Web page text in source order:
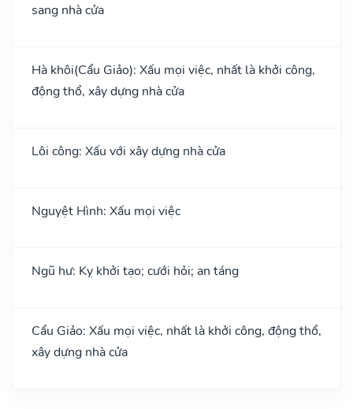
sang nhà cửa
Hà khôi(Cẩu Giảo): Xấu mọi việc, nhất là khởi công,
động thổ, xây dựng nhà cửa
Lôi công: Xấu với xây dựng nhà cửa
Nguyệt Hình: Xấu mọi việc
Ngũ hư: Kỵ khởi tạo; cưới hỏi; an táng
Cẩu Giảo: Xấu mọi việc, nhất là khởi công, động thổ,
xây dựng nhà cửa